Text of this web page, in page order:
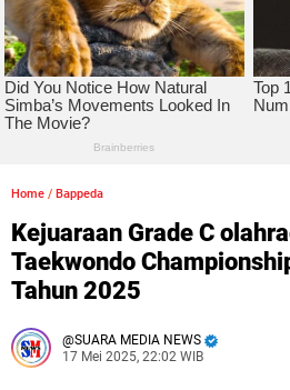
Home / Bappeda
Kejuaraan Grade C
Taekwondo
Tahun 2025
SUARA MEDIA NEWS
17 Mei 2025, 22:02 WIB